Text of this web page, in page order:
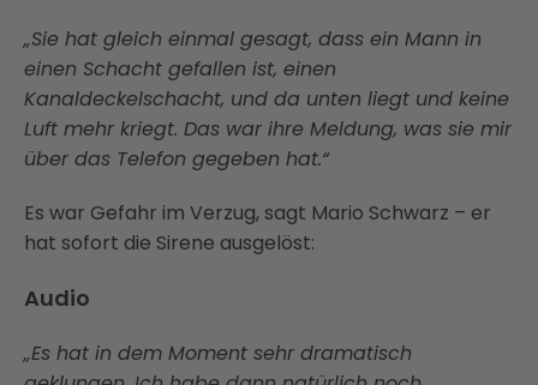
„Sie hat gleich einmal gesagt, dass ein Mann in
einen Schacht gefallen ist, einen
Kanaldeckelschacht, und da unten liegt und keine
Luft mehr kriegt. Das war ihre Meldung, was sie mir
über das Telefon gegeben hat.“
Es war Gefahr im Verzug, sagt Mario Schwarz – er
hat sofort die Sirene ausgelöst:
Audio
„Es hat in dem Moment sehr dramatisch